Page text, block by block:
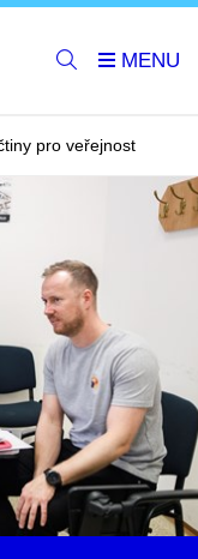
pro veřejnost